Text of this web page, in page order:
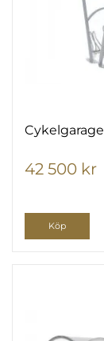
42 500 kr
Köp